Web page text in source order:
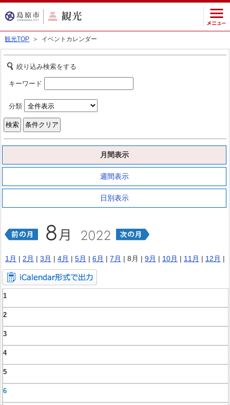
観光TOP ＞ イベントカレンダー
絞り込み検索をする
キーワード
分類
月間表示
週間表示
日別表示
1月 | 2月 | 3月 | 4月 | 5月 | 6月 | 7月 | 8月 | 9月 | 10月 | 11月 | 12月 |
1
2
3
4
5
6